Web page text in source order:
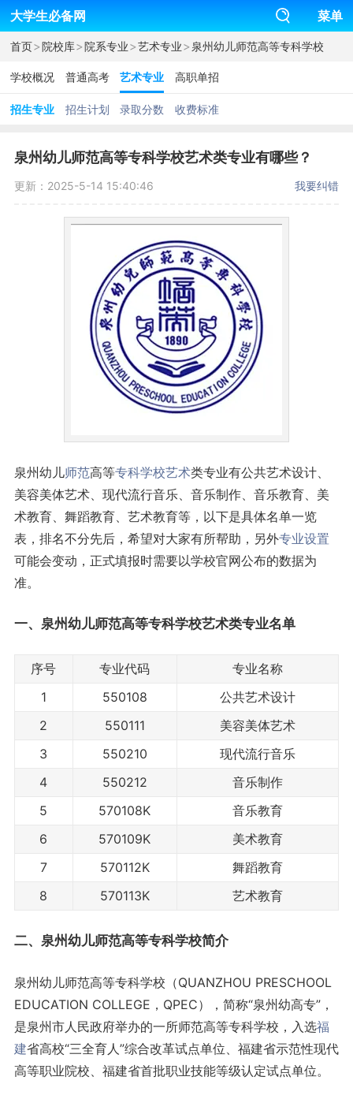
大学生必备网 菜单
首页>院校库>院系专业>艺术专业>泉州幼儿师范高等专科学校
学校概况 普通高考 艺术专业 高职单招
招生专业 招生计划 录取分数 收费标准
泉州幼儿师范高等专科学校艺术类专业有哪些？
更新：2025-5-14 15:40:46 我要纠错
泉州幼儿师范高等专科学校艺术类专业有公共艺术设计、
美容美体艺术、现代流行音乐、音乐制作、音乐教育、美
术教育、舞蹈教育、艺术教育等，以下是具体名单一览
表，排名不分先后，希望对大家有所帮助，另外专业设置
可能会变动，正式填报时需要以学校官网公布的数据为
准。
一、泉州幼儿师范高等专科学校艺术类专业名单
序号 专业代码
专业名称
1
550108
公共艺术设计
2
550111
美容美体艺术
3
550210
现代流行音乐
4
550212
音乐制作
5
570108K
音乐教育
6
570109K
美术教育
7
570112K
舞蹈教育
8
570113K 艺术教育
二、泉州幼儿师范高等专科学校简介
泉州幼儿师范高等专科学校（QUANZHOU PRESCHOOL
EDUCATION COLLEGE，QPEC），简称“泉州幼高专”，
是泉州市人民政府举办的一所师范高等专科学校，入选福
建省高校“三全育人”综合改革试点单位、福建省示范性现代
高等职业院校、福建省首批职业技能等级认定试点单位。